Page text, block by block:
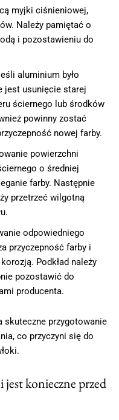
myjki ciśnieniowej,
Należy pamiętać o
i pozostawieniu do
aluminium było
jest usunięcie starej
ściernego lub środków
powinny zostać
nowej farby.
powierzchni
o średniej
farby. Następnie
przetrzeć wilgotną
odpowiedniego
przyczepność farby i
Podkład należy
pozostawić do
producenta.
skuteczne przygotowanie
co przyczyni się do
jest konieczne przed